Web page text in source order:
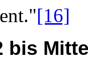
[16]
bis